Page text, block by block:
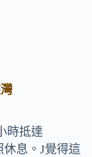
時抵達
息。J覺得這